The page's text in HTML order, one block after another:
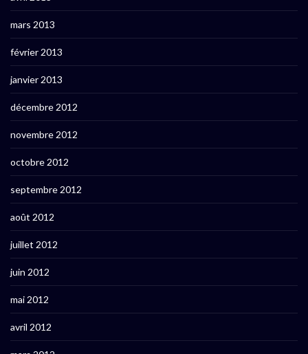
mars 2013
février 2013
janvier 2013
décembre 2012
novembre 2012
octobre 2012
septembre 2012
août 2012
juillet 2012
juin 2012
mai 2012
avril 2012